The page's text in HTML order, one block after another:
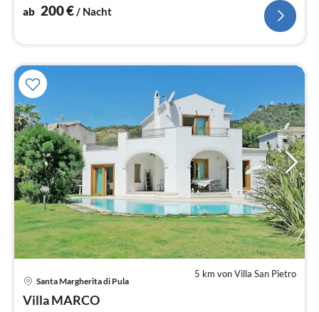
ab 200€/ Nacht
5 km von Villa San Pietro
Santa Margherita di Pula
Villa MARCO